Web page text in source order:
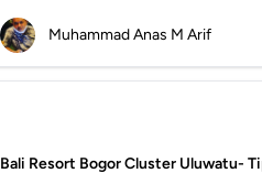
Muhammad Anas M Arif
Bali Resort Bogor Cluster Uluwatu-